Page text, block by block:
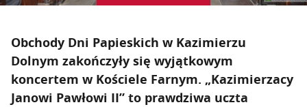
Obchody Dni Papieskich w Kazimierzu
Dolnym zakończyły się wyjątkowym
koncertem w Kościele Farnym. „Kazimierzacy
Janowi Pawłowi II” to prawdziwa uczta